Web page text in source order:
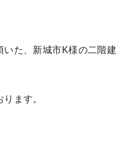
いた、新城市K様の二階建
ます。